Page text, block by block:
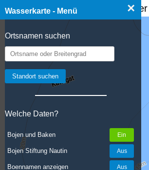
Wasserkarte - Menü ×
Ortsnamen suchen
Welche Daten?
Bojen und Baken
Bojen Stiftung Nautin
Boennamen anzeigen
☰ Wasserkarte Deutschland,